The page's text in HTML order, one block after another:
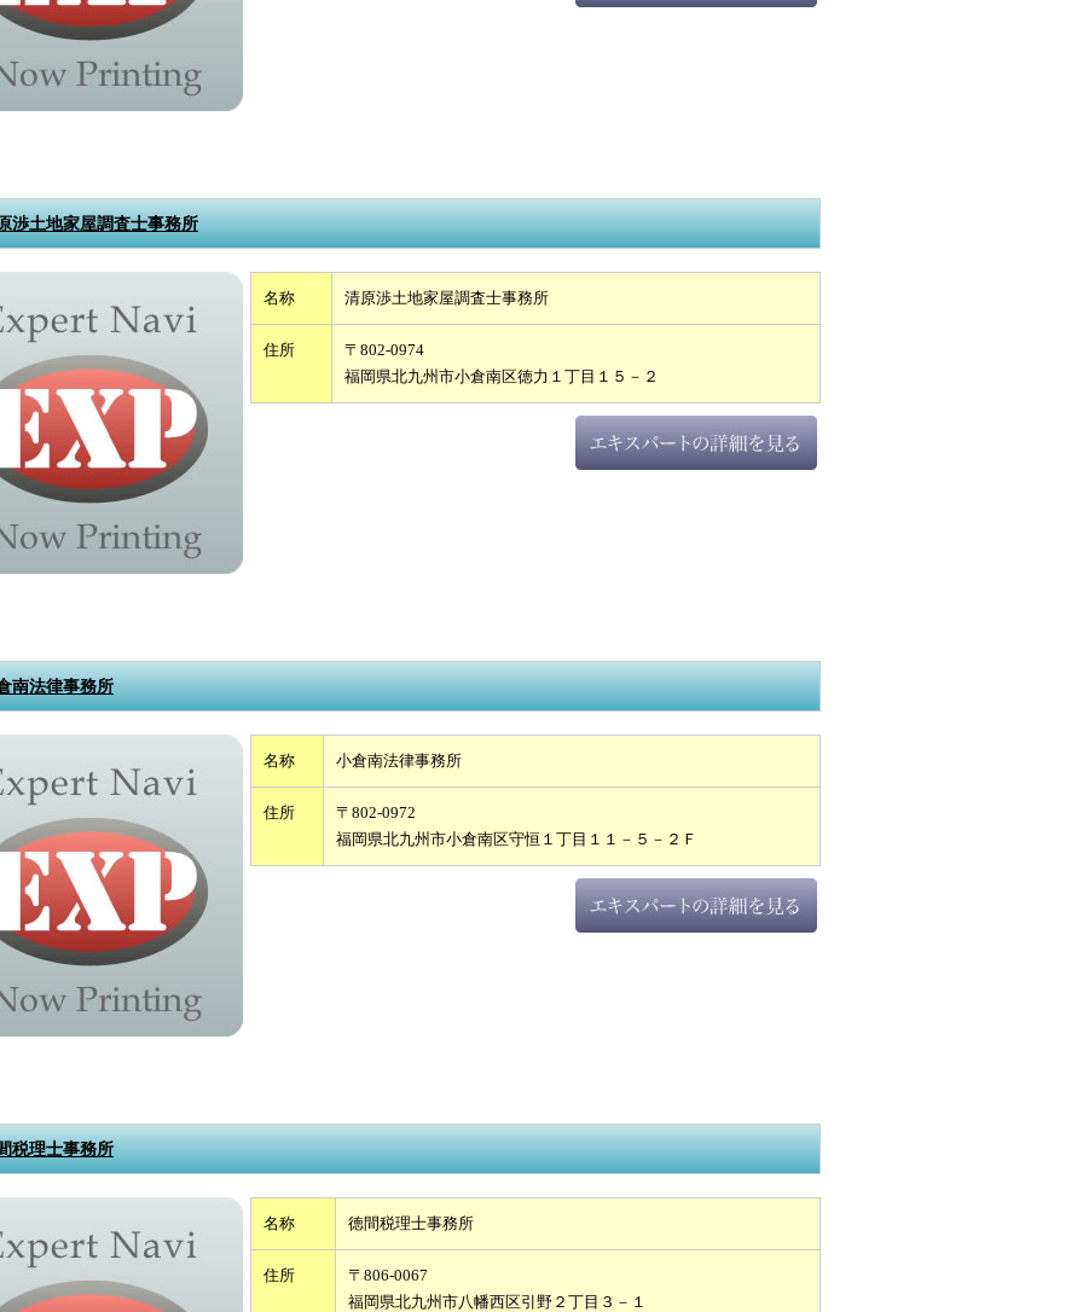
渉土地家屋調査士事務所
名称 清原渉土地家屋調査士事務所
住所
〒802-0974
福岡県北九州市小倉南区徳力１丁目１５－２
南法律事務所
名称 小倉南法律事務所
住所
〒802-0972
福岡県北九州市小倉南区守恒１丁目１１－５－２Ｆ
税理士事務所
名称 徳間税理士事務所
住所
〒806-0067
福岡県北九州市八幡西区引野２丁目３－１